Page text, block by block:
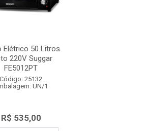
Elétrico 50 Litros
220V Suggar
FE5012PT
Código: 25132
UN/1
R$ 535,00